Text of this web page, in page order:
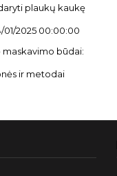
plaukų kaukę
01/2025 00:00:00
maskavimo būdai:
ir metodai